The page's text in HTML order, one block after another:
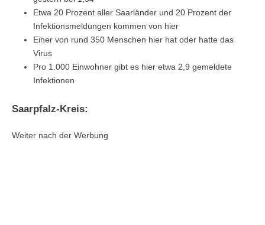
Etwa 20 Prozent aller Saarländer und 20 Prozent der
Infektionsmeldungen kommen von hier
Einer von rund 350 Menschen hier hat oder hatte das
Virus
Pro 1.000 Einwohner gibt es hier etwa 2,9 gemeldete
Infektionen
Saarpfalz-Kreis:
Weiter nach der Werbung